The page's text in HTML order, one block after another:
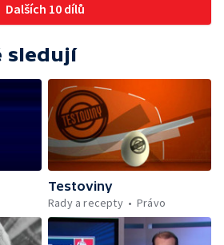
Dalších 10 dílů
sledují
Testoviny
Rady a recepty
Právo